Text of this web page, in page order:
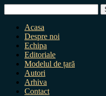
for:
Acasa
Despre noi
Echipa
Editoriale
Modelul de țară
Autori
Arhiva
Contact